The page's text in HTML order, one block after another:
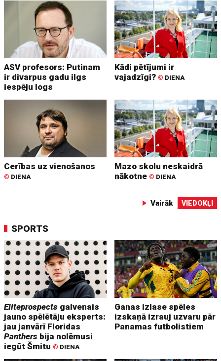
ASV profesors: Putinam
ir divarpus gadu ilgs
iespēju logs
Kādi pētījumi ir
vajadzīgi? © DIENA
Cerības uz vienošanos
© DIENA
Mazo skolu neskaidrā
nākotne © DIENA
Vairāk VIEDOKĻI
SPORTS
Eliteprospects galvenais
jauno spēlētāju eksperts:
jau janvārī Floridas
Panthers bija nolēmusi
iegūt Šmitu © DIENA
Ganas izlase spēles
izskaņā izrauj uzvaru pār
Panamas futbolistiem